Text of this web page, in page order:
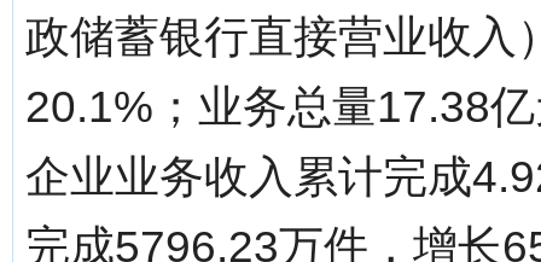
政储蓄银行直接营业收入
20.1%；业务总量17.38
企业业务收入累计完成
完成5796.23万件，增长